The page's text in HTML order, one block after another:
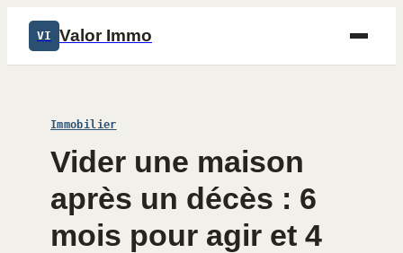
VI Valor Immo
Immobilier
Vider une maison
après un décès : 6
mois pour agir et 4